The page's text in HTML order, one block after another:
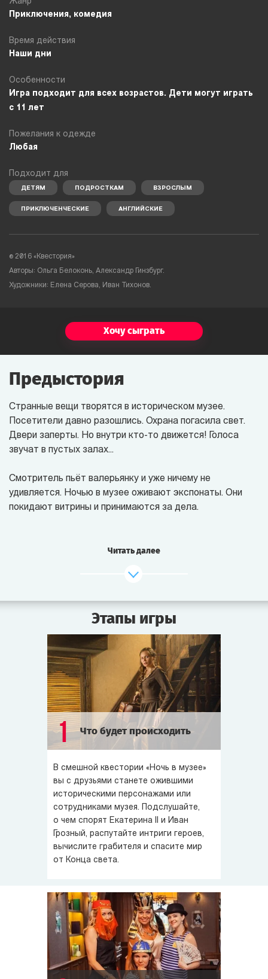
Приключения, комедия
Время действия
Наши дни
Особенности
Игра подходит для всех возрастов. Дети могут играть
с 11 лет
Пожелания к одежде
Любая
Подходит для
ДЕТЯМ ПОДРОСТКАМ ВЗРОСЛЫМ
ПРИКЛЮЧЕНЧЕСКИЕ АНГЛИЙСКИЕ
© 2016 «Квестория»
Авторы: Ольга Белоконь, Александр Гинзбург.
Художники: Елена Серова, Иван Тихонов.
Хочу сыграть
Предыстория
Странные вещи творятся в историческом музее.
Посетители давно разошлись. Охрана погасила свет.
Двери заперты. Но внутри кто-то движется! Голоса
звучат в пустых залах...
Смотритель пьёт валерьянку и уже ничему не
удивляется. Ночью в музее оживают экспонаты. Они
покидают витрины и принимаются за дела.
подозрением косится на Миледи. Клеопатра борется с
женщины в истории. Иван Грозный и Екатерина Великая
царицей. Эрик Могучий вызвал на поединок Цезаря.
Потомственный многоженец Гарун-аль-Рашид снова
женился. А ворчливая мумия Хеопса плетёт интриги,
чтоб завладеть короной Египта.
квесте«Ночь в музее
» вы станете забавными
историческими персонажами и от души повеселитесь.
Экспонаты мечтают завладеть Машиной времени,
чтоб вернуться в свою эпоху и изменить судьбу мира.
Но поторопитесь! Ведь согласно предсказанию
Нострадамуса уже завтра наступит Конец света...
Читать далее
Этапы игры
1 Что будет происходить
В смешной квестории «Ночь в музее»
вы с друзьями станете ожившими
историческими персонажами или
сотрудниками музея. Подслушайте,
о чем спорят Екатерина II и Иван
Грозный, распутайте интриги героев,
вычислите грабителя и спасите мир
от Конца света.